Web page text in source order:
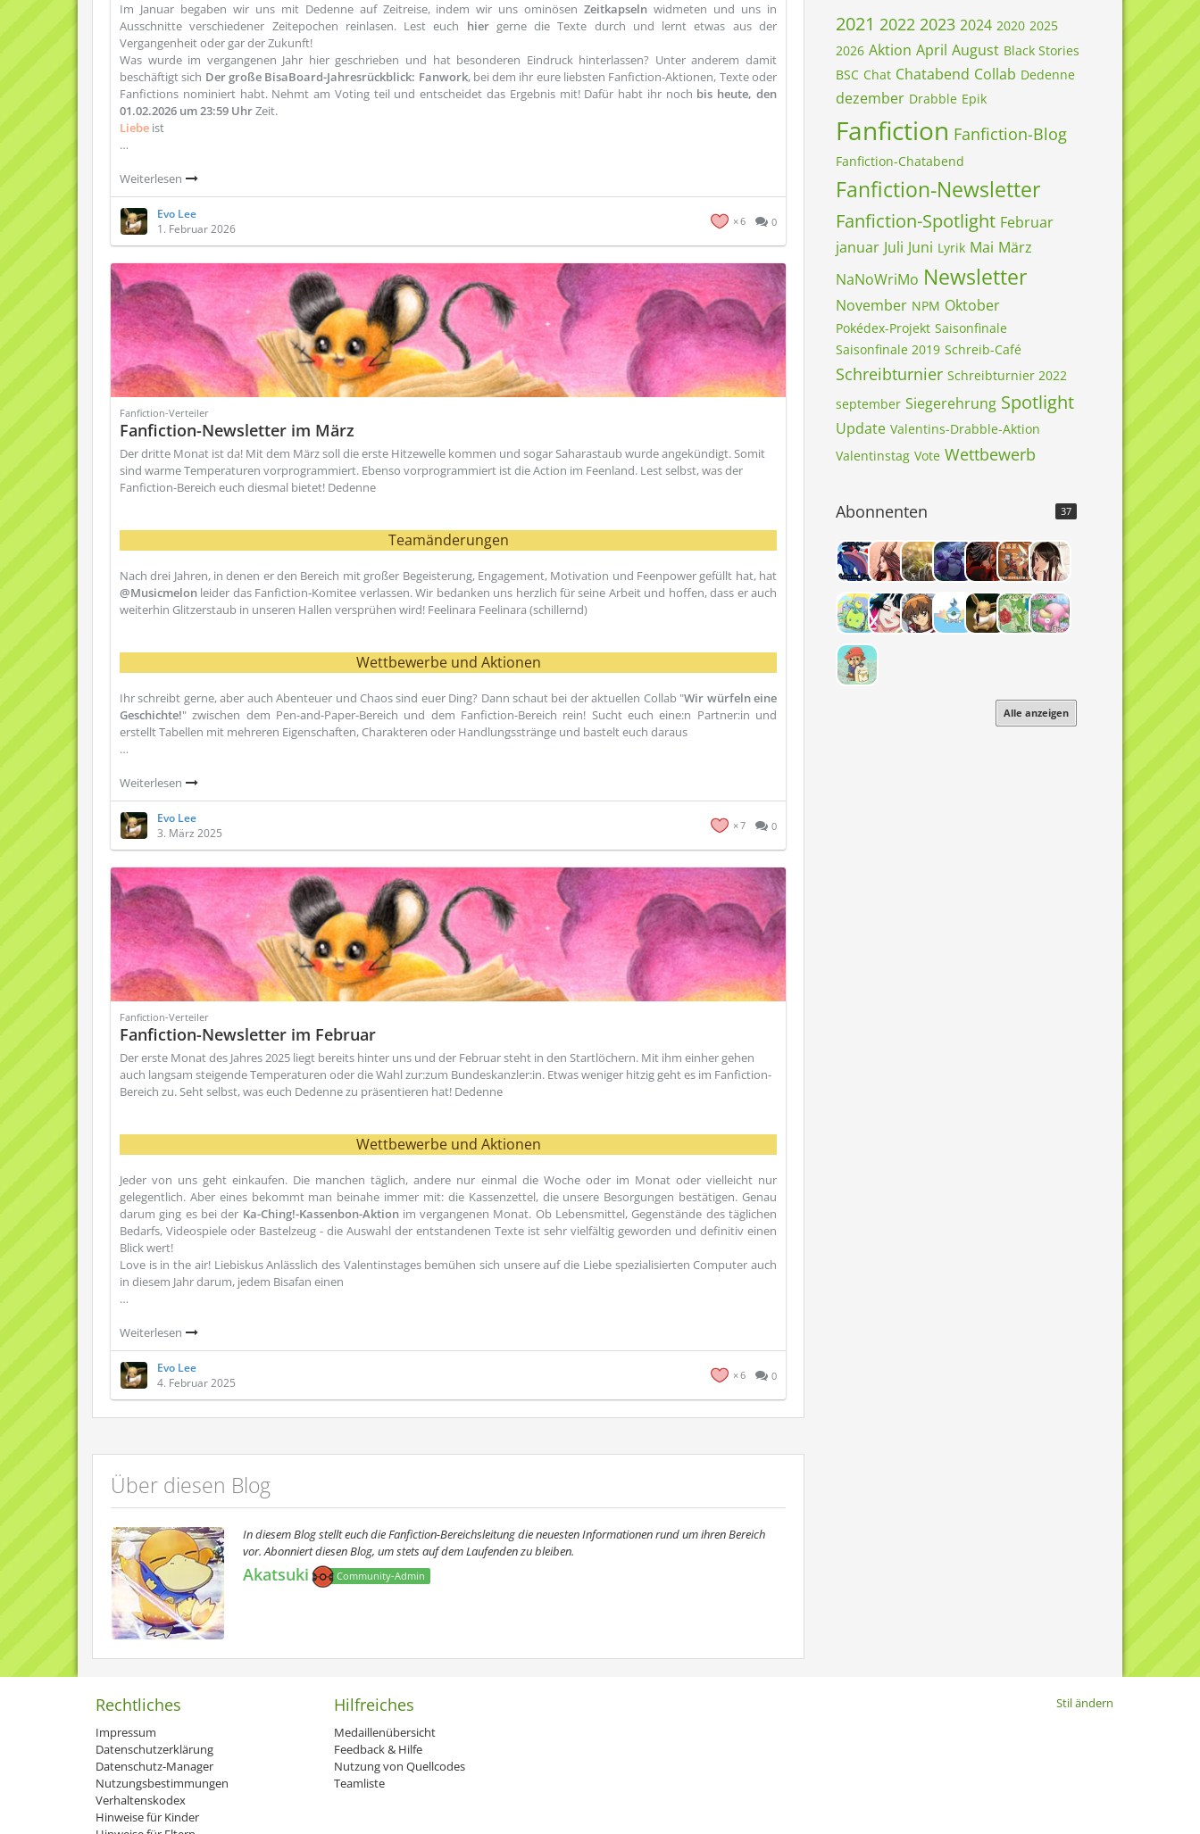
Im Januar begaben wir uns mit Dedenne auf Zeitreise, indem wir uns ominösenZeitkapseln widmeten und uns in
Ausschnitte verschiedener Zeitepochen reinlasen. Lest euch hiergerne die Texte durch und lernt etwas aus der
Vergangenheit oder gar der Zukunft!
Was wurde im vergangenen Jahr hier geschrieben und hat besonderen Eindruck hinterlassen? Unter anderem damit
beschäftigt sich Der große BisaBoard-Jahresrückblick: Fanwork, bei dem ihr eure liebsten Fanfiction-Aktionen, Texte oder
Fanfictions nominiert habt. Nehmt am Voting teil und entscheidet das Ergebnis mit! Dafür habt ihr noch bis heute, den
01.02.2026 um 23:59 UhrZeit.
Liebe ist
…
Weiterlesen
Evo Lee
1. Februar 2026
6 0
Fanfiction-Verteiler
Fanfiction-Newsletter im März
Der dritte Monat ist da! Mit dem März soll die erste Hitzewelle kommen und sogar Saharastaub wurde angekündigt. Somit
sind warme Temperaturen vorprogrammiert. Ebenso vorprogrammiert ist die Action im Feenland. Lest selbst, was der
Fanfiction-Bereich euch diesmal bietet! Dedenne
Teamänderungen
Nach drei Jahren, in denen er den Bereich mit großer Begeisterung, Engagement, Motivation und Feenpower gefüllt hat, hat
@Musicmelon leider das Fanfiction-Komitee verlassen. Wir bedanken uns herzlich für seine Arbeit und hoffen, dass er auch
weiterhin Glitzerstaub in unseren Hallen versprühen wird! Feelinara Feelinara (schillernd)
Wettbewerbe und Aktionen
Ihr schreibt gerne, aber auch Abenteuer und Chaos sind euer Ding? Dann schaut bei der aktuellen Collab "Wir würfeln eine
Geschichte!" zwischen dem Pen-and-Paper-Bereich und dem Fanfiction-Bereich rein! Sucht euch eine:n Partner:in und
erstellt Tabellen mit mehreren Eigenschaften, Charakteren oder Handlungsstränge und bastelt euch daraus
…
Weiterlesen
Evo Lee
3. März 2025
7 0
Fanfiction-Verteiler
Fanfiction-Newsletter im Februar
Der erste Monat des Jahres 2025 liegt bereits hinter uns und der Februar steht in den Startlöchern. Mit ihm einher gehen
auch langsam steigende Temperaturen oder die Wahl zur:zum Bundeskanzler:in. Etwas weniger hitzig geht es im Fanfiction-
Bereich zu. Seht selbst, was euch Dedenne zu präsentieren hat! Dedenne
Wettbewerbe und Aktionen
Jeder von uns geht einkaufen. Die manchen täglich, andere nur einmal die Woche oder im Monat oder vielleicht nur
gelegentlich. Aber eines bekommt man beinahe immer mit: die Kassenzettel, die unsere Besorgungen bestätigen. Genau
darum ging es bei der Ka-Ching!-Kassenbon-Aktionim vergangenen Monat. Ob Lebensmittel, Gegenstände des täglichen
Bedarfs, Videospiele oder Bastelzeug - die Auswahl der entstandenen Texte ist sehr vielfältig geworden und definitiv einen
Blick wert!
Love is in the air! Liebiskus Anlässlich des Valentinstages bemühen sich unsere auf die Liebe spezialisierten Computer auch
in diesem Jahr darum, jedem Bisafan einen
…
Weiterlesen
Evo Lee
4. Februar 2025
6 0
Über diesen Blog
In diesem Blog stellt euch die Fanfiction-Bereichsleitung die neuesten Informationen rund um ihren Bereich
vor. Abonniert diesen Blog, um stets auf dem Laufenden zu bleiben.
Akatsuki Community-Admin
2021 2022 2023 2024 2020 2025
2026 Aktion April August Black Stories
BSC Chat Chatabend Collab Dedenne
dezember Drabble Epik
Fanfiction Fanfiction-Blog
Fanfiction-Chatabend
Fanfiction-Newsletter
Fanfiction-Spotlight Februar
januar Juli Juni Lyrik Mai März
NaNoWriMo Newsletter
November NPM Oktober
Pokédex-Projekt Saisonfinale
Saisonfinale 2019 Schreib-Café
Schreibturnier Schreibturnier 2022
september Siegerehrung Spotlight
Update Valentins-Drabble-Aktion
Valentinstag Vote Wettbewerb
Abonnenten 37
Alle anzeigen
Stil ändern
Rechtliches
Impressum
Datenschutzerklärung
Datenschutz-Manager
Nutzungsbestimmungen
Verhaltenskodex
Hinweise für Kinder
Hilfreiches
Medaillenübersicht
Feedback & Hilfe
Nutzung von Quellcodes
Teamliste